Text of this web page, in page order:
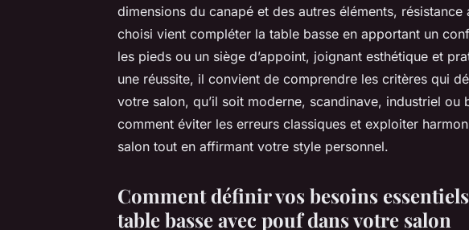
dimensions du canapé et des autres éléments,
choisi vient compléter la table basse en apportant un
les pieds ou un siège d’appoint, joignant esthétique et
une réussite, il convient de comprendre les critères qui
votre salon, qu’il soit moderne, scandinave, industriel ou
comment éviter les erreurs classiques et exploiter
salon tout en affirmant votre style personnel.
Comment définir vos besoins
table basse avec pouf dans votre salon